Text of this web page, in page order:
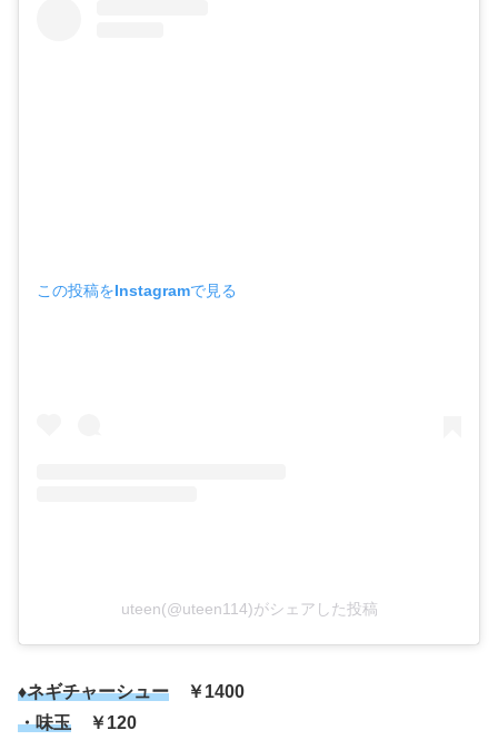
この投稿をInstagramで見る
uteen(@uteen114)がシェアした投稿
♦ネギチャーシュー ￥1400
・味玉 ￥120